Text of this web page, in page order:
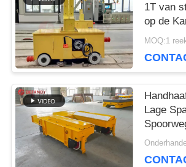
1T van
op de
MOQ:1
Lage
Cart